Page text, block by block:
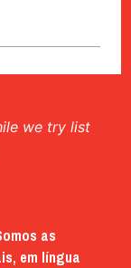
we try list
as
em língua